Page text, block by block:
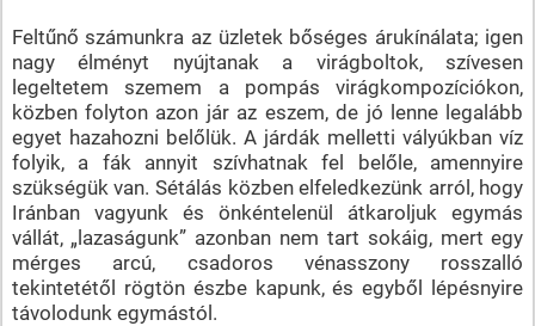
Feltűnő számunkra az üzletek bőséges árukínálata; igen
nagy élményt nyújtanak a virágboltok, szívesen
legeltetem szemem a pompás virágkompozíciókon,
közben folyton azon jár az eszem, de jó lenne legalább
egyet hazahozni belőlük. A járdák melletti vályúkban víz
folyik, a fák annyit szívhatnak fel belőle, amennyire
szükségük van. Sétálás közben elfeledkezünk arról, hogy
Iránban vagyunk és önkéntelenül átkaroljuk egymás
vállát, „lazaságunk” azonban nem tart sokáig, mert egy
mérges arcú, csadoros vénasszony rosszalló
tekintetétől rögtön észbe kapunk, és egyből lépésnyire
távolodunk egymástól.